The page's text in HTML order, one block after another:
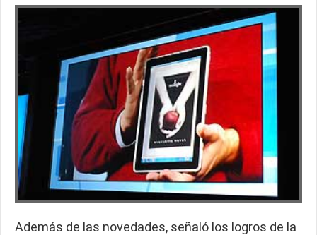
Además de las novedades, señaló los logros de la